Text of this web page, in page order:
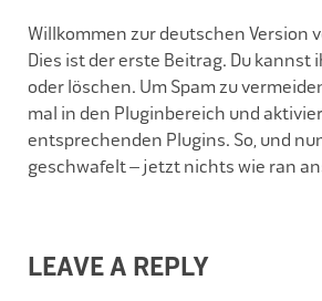
Willkommen zur deutschen Version
Dies ist der erste Beitrag. Du kannst
oder löschen. Um Spam zu
mal in den Pluginbereich und
entsprechenden Plugins. So, und
geschwafelt – jetzt nichts wie ran
LEAVE A REPLY